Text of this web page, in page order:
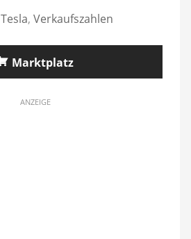
Tesla, Verkaufszahlen
Marktplatz
ANZEIGE